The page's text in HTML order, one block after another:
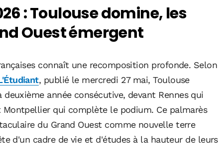
: Toulouse domine, les
Ouest émergent
connaît une recomposition profonde. Selon
, publié le mercredi 27 mai, Toulouse
année consécutive, devant Rennes qui
qui complète le podium. Ce palmarès
du Grand Ouest comme nouvelle terre
d'un cadre de vie et d'études à la hauteur de leurs